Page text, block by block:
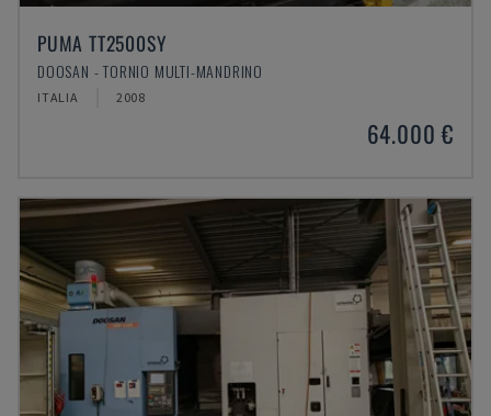
PUMA TT2500SY
DOOSAN - TORNIO MULTI-MANDRINO
ITALIA 2008
64.000 €